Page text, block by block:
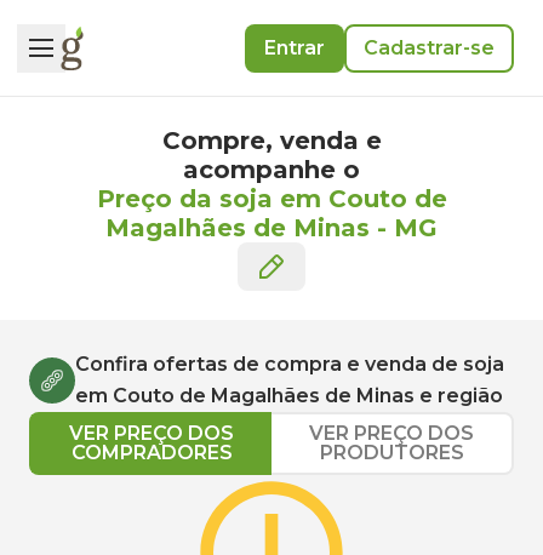
Entrar Cadastrar-se
Compre, venda e
acompanhe o
Preço da soja em Couto de
Magalhães de Minas - MG
Confira ofertas de compra e venda de soja
em Couto de Magalhães de Minas e região
VER PREÇO DOS
COMPRADORES
VER PREÇO DOS
PRODUTORES